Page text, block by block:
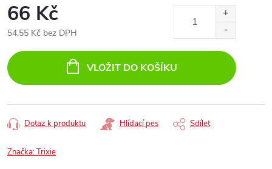
66 Kč
54,55 Kč bez DPH
cena:
VLOŽIT DO KOŠÍKU
Dotaz k produktu Hlídací pes Sdílet
Značka:Trixie